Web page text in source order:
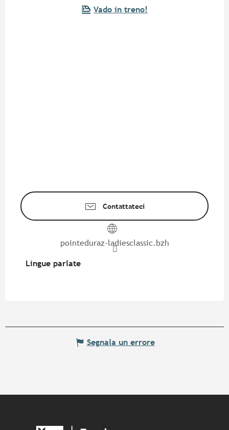
Vado in treno!
Contattateci
pointeduraz-ladiesclassic.bzh
Lingue parlate
Lingue parlate
Segnala un errore